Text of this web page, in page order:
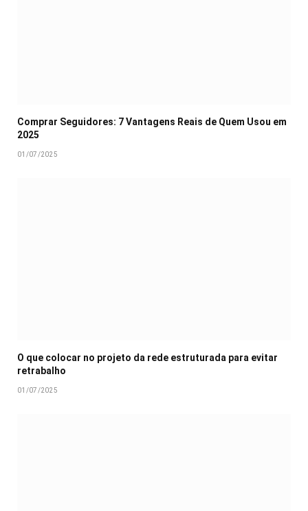
Comprar Seguidores: 7 Vantagens Reais de Quem Usou em
2025
01/07/2025
O que colocar no projeto da rede estruturada para evitar
retrabalho
01/07/2025